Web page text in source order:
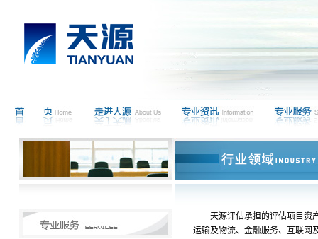
天源评估承担的评估项目资
运输及物流、金融服务、互联网